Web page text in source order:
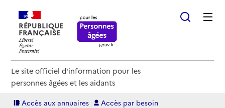
RÉPUBLIQUE
FRANÇAISE
Le site officiel d'information pour les
personnes âgées et les aidants
Accès aux annuaires Accès par besoin